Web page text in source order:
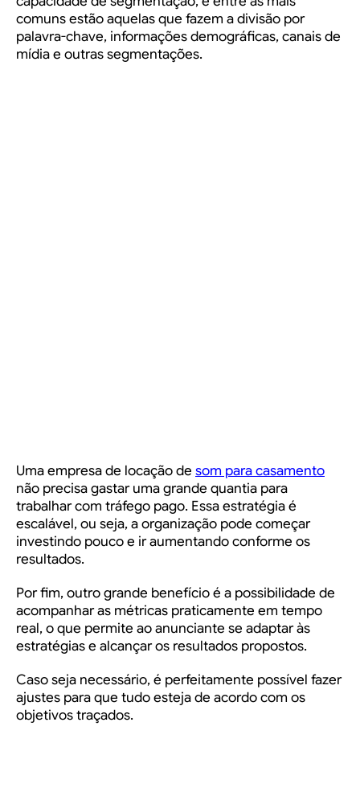
comuns estão aquelas que fazem a divisão por
palavra-chave, informações demográficas, canais de
mídia e outras segmentações.
Uma empresa de locação de som para casamento
não precisa gastar uma grande quantia para
trabalhar com tráfego pago. Essa estratégia é
escalável, ou seja, a organização pode começar
investindo pouco e ir aumentando conforme os
resultados.
Por fim, outro grande benefício é a possibilidade de
acompanhar as métricas praticamente em tempo
real, o que permite ao anunciante se adaptar às
estratégias e alcançar os resultados propostos.
Caso seja necessário, é perfeitamente possível fazer
ajustes para que tudo esteja de acordo com os
objetivos traçados.